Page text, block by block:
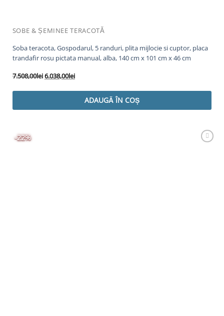
SOBE & ȘEMINEE TERACOTĂ
Soba teracota, Gospodarul, 5 randuri, plita mijlocie si cuptor, placa
trandafir rosu pictata manual, alba, 140 cm x 101 cm x 46 cm
7.508,00leiPrețul
6.038,00leiPrețul
este:
6.038,00lei.
ADAUGĂ ÎN COȘ
-22%